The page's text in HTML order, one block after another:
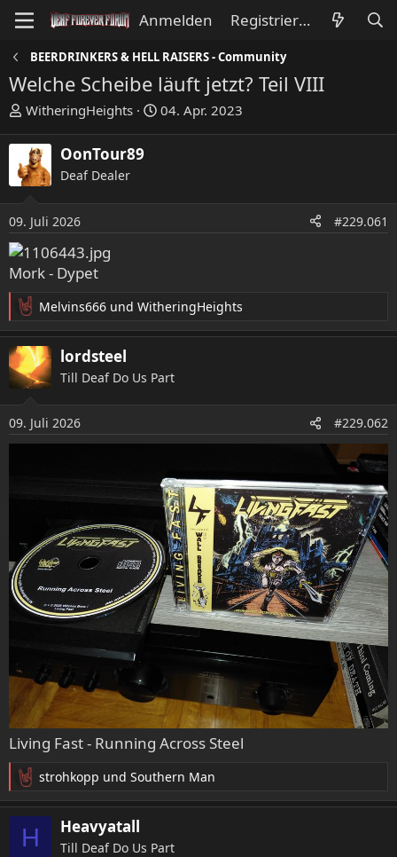
Anmelden Registrieren
BEERDRINKERS & HELL RAISERS - Community
Welche Scheibe läuft jetzt? Teil VIII
E
s
t
e
l
r
WitheringHeights
E
l
04. Apr. 2023
OonTour89
Deaf Dealer
09. Juli 2026 #229.061
Mork - Dypet
R
e
a
k
t
n
e
Melvins666 und WitheringHeights
lordsteel
Till Deaf Do Us Part
09. Juli 2026 #229.062
Living Fast - Running Across Steel
R
e
a
strohkopp und Southern Man
H Heavyatall
Till Deaf Do Us Part